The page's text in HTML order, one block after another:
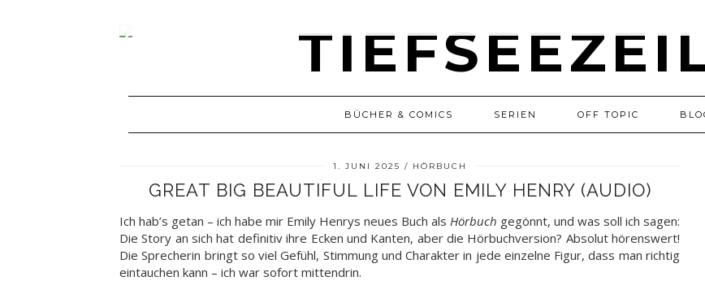
BÜCHER & COMICS SERIEN OFF TOPIC
1. JUNI 2025 HÖRBUCH
GREAT BIG BEAUTIFUL LIFE VON EMILY HENRY (AUDIO)
Ich hab’s getan – ich habe mir Emily Henrys neues Buch als Hörbuch gegönnt, und was soll ich sagen:
Die Story an sich hat definitiv ihre Ecken und Kanten, aber die Hörbuchversion? Absolut hörenswert!
Die Sprecherin bringt so viel Gefühl, Stimmung und Charakter in jede einzelne Figur, dass man richtig
eintauchen kann – ich war sofort mittendrin.